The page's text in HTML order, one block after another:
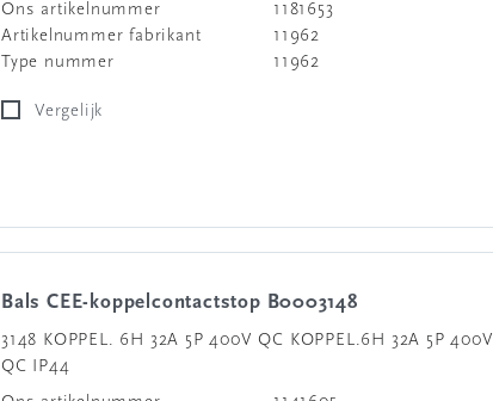
Ons artikelnummer
1181653
Artikelnummer fabrikant
11962
Type nummer
11962
Vergelijk
Bals CEE-koppelcontactstop B0003148
3148 KOPPEL. 6H 32A 5P 400V QC KOPPEL.6H 32A 5P 400V
QC IP44